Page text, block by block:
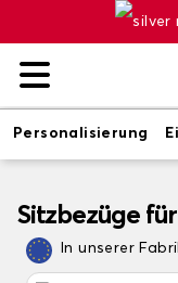
Personalisierung
Sitzbezüge für
In unserer